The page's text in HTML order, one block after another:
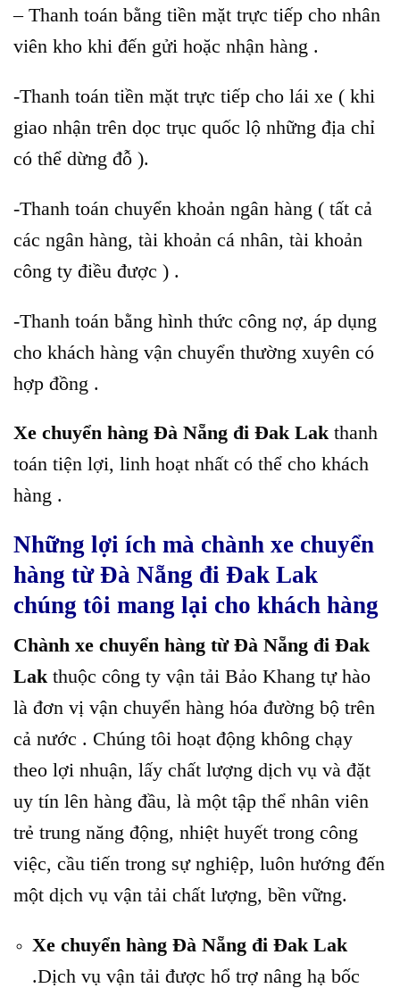
– Thanh toán bằng tiền mặt trực tiếp cho nhân
viên kho khi đến gửi hoặc nhận hàng .
-Thanh toán tiền mặt trực tiếp cho lái xe ( khi
giao nhận trên dọc trục quốc lộ những địa chỉ
có thể dừng đỗ ).
-Thanh toán chuyển khoản ngân hàng ( tất cả
các ngân hàng, tài khoản cá nhân, tài khoản
công ty điều được ) .
-Thanh toán bằng hình thức công nợ, áp dụng
cho khách hàng vận chuyển thường xuyên có
hợp đồng .
Xe chuyển hàng Đà Nẵng đi Đak Lakthanh
toán tiện lợi, linh hoạt nhất có thể cho khách
hàng .
Những lợi ích mà chành xe chuyển
hàng từ Đà Nẵng đi Đak Lak
chúng tôi mang lại cho khách hàng
Chành xe chuyển hàng từ Đà Nẵng đi Đak
Lak thuộc công ty vận tải Bảo Khang tự hào
là đơn vị vận chuyển hàng hóa đường bộ trên
cả nước . Chúng tôi hoạt động không chạy
theo lợi nhuận, lấy chất lượng dịch vụ và đặt
uy tín lên hàng đầu, là một tập thể nhân viên
trẻ trung năng động, nhiệt huyết trong công
việc, cầu tiến trong sự nghiệp, luôn hướng đến
một dịch vụ vận tải chất lượng, bền vững.
Xe chuyển hàng Đà Nẵng đi Đak Lak
.Dịch vụ vận tải được hổ trợ nâng hạ bốc